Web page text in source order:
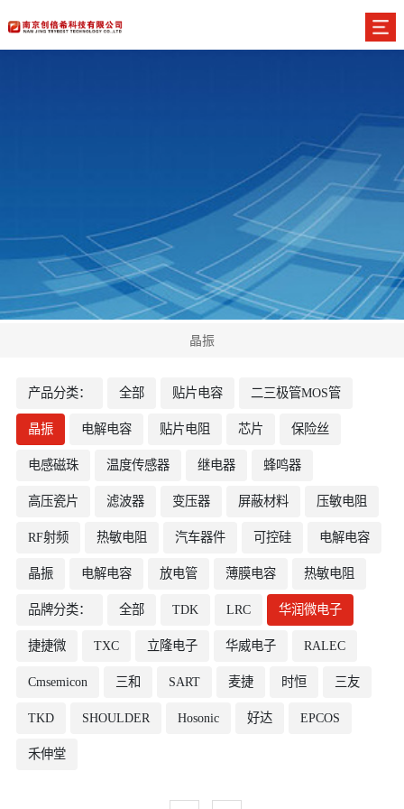
晶振
产品分类： 全部 贴片电容 二三极管MOS管
晶振 电解电容 贴片电阻 芯片 保险丝
电感磁珠 温度传感器 继电器 蜂鸣器
高压瓷片 滤波器 变压器 屏蔽材料 压敏电阻
RF射频 热敏电阻 汽车器件 可控硅 电解电容
晶振 电解电容 放电管 薄膜电容 热敏电阻
品牌分类： 全部 TDK LRC 华润微电子
捷捷微 TXC 立隆电子 华威电子 RALEC
Cmsemicon 三和 SART 麦捷 时恒 三友
TKD SHOULDER Hosonic 好达 EPCOS
禾伸堂